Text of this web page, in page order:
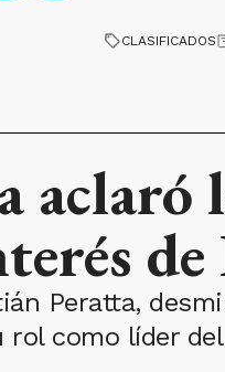
CLASIFICADOS
aclaró
de
Peratta,
rol como líder